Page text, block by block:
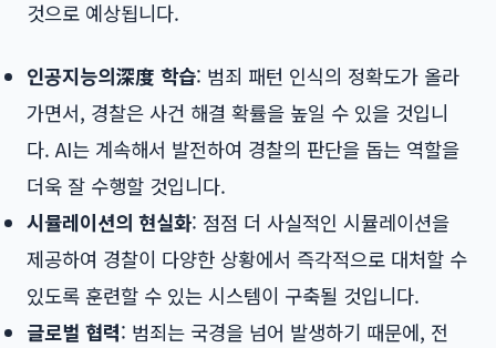
것으로 예상됩니다.
인공지능의深度 학습: 범죄 패턴 인식의 정확도가 올라
가면서, 경찰은 사건 해결 확률을 높일 수 있을 것입니
다. AI는 계속해서 발전하여 경찰의 판단을 돕는 역할을
더욱 잘 수행할 것입니다.
시뮬레이션의 현실화: 점점 더 사실적인 시뮬레이션을
제공하여 경찰이 다양한 상황에서 즉각적으로 대처할 수
있도록 훈련할 수 있는 시스템이 구축될 것입니다.
글로벌 협력: 범죄는 국경을 넘어 발생하기 때문에, 전